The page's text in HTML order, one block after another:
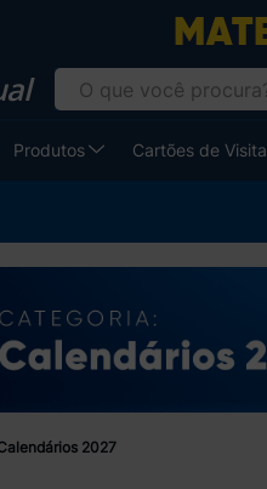
Produtos Cartões de Visita
2027